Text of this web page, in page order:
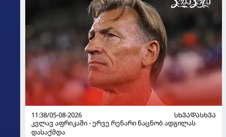
11:38/05-08-2026
ᲡᲮᲕᲐᲓᲐᲡᲮᲕᲐ
კვლავ აფრიკაში - ერვე რენარი ნაცნობ ადგილას
დასაქმდა